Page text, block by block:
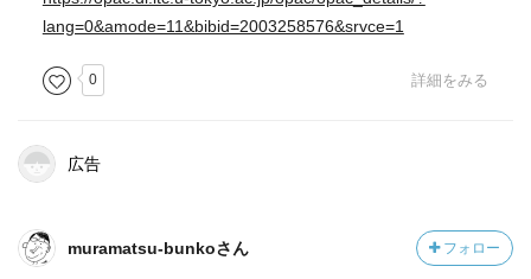
生態系が急激かつ不可逆的な変化のリスクにさらされる可
暖水サンゴ礁や北極生態系は、どちらもすでに不可逆な
連したリスクは中程度になっています。
象によりまちまち)、三℃を超えると、大規模かつ不可逆的
な氷床消失により海面水位が上昇する可能性があるため、
lang=0&amode=11&bibid=2003258576&srvce=1
0 詳細をみる
広告
muramatsu-bunkoさん フォロー